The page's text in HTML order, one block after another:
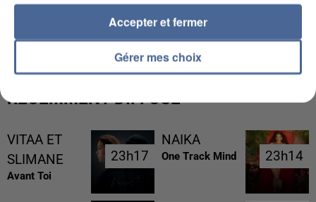
L’UN DES FONDATEURS SUPPOSÉS DE LA DZ
MAFIA INTERPELLÉ EN ALGÉRIE
RÉCEMMENT DIFFUSÉ
VITAA ET
SLIMANE
Avant Toi
23h17
23h17
NAIKA
One Track Mind 23h14
23h14
Gérer mes choix
Accepter et fermer